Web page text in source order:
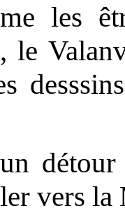
les
le
vers la